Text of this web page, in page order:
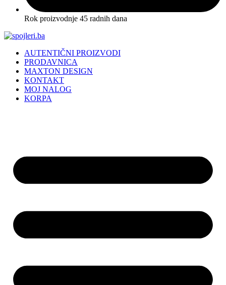
Rok proizvodnje 45 radnih dana
AUTENTIČNI PROIZVODI
PRODAVNICA
MAXTON DESIGN
KONTAKT
MOJ NALOG
KORPA